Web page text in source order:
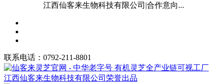
江西仙客来生物科技有限公司|合作意向...
联系电话：0792-211-8801